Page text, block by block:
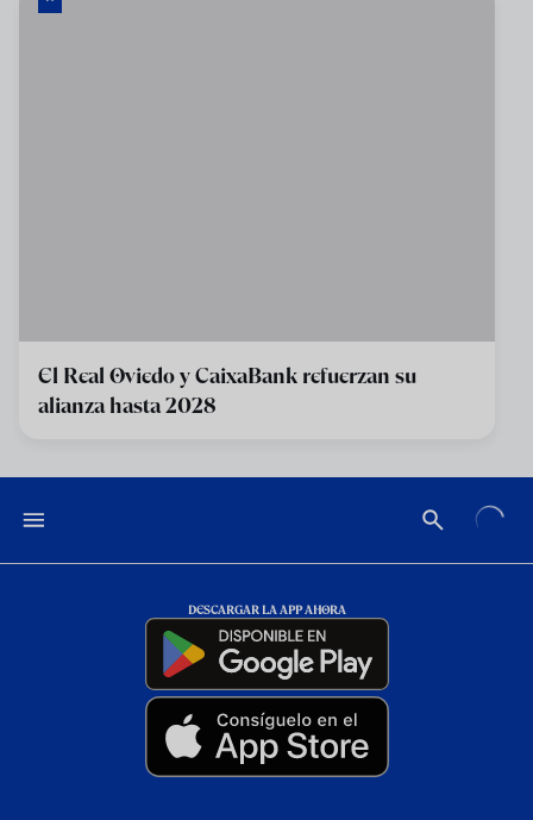
El Real Oviedo y CaixaBank refuerzan su
alianza hasta 2028
DESCARGAR LA APP AHORA